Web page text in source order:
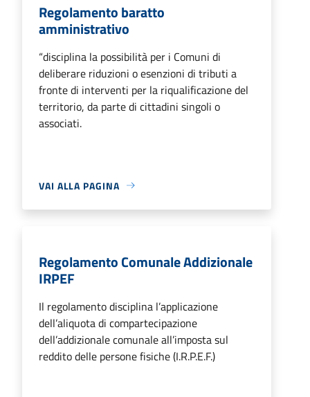
Regolamento baratto
amministrativo
“disciplina la possibilità per i Comuni di
deliberare riduzioni o esenzioni di tributi a
fronte di interventi per la riqualificazione del
territorio, da parte di cittadini singoli o
associati.
VAI ALLA PAGINA
Regolamento Comunale Addizionale
IRPEF
Il regolamento disciplina l’applicazione
dell’aliquota di compartecipazione
dell’addizionale comunale all’imposta sul
reddito delle persone fisiche (I.R.P.E.F.)